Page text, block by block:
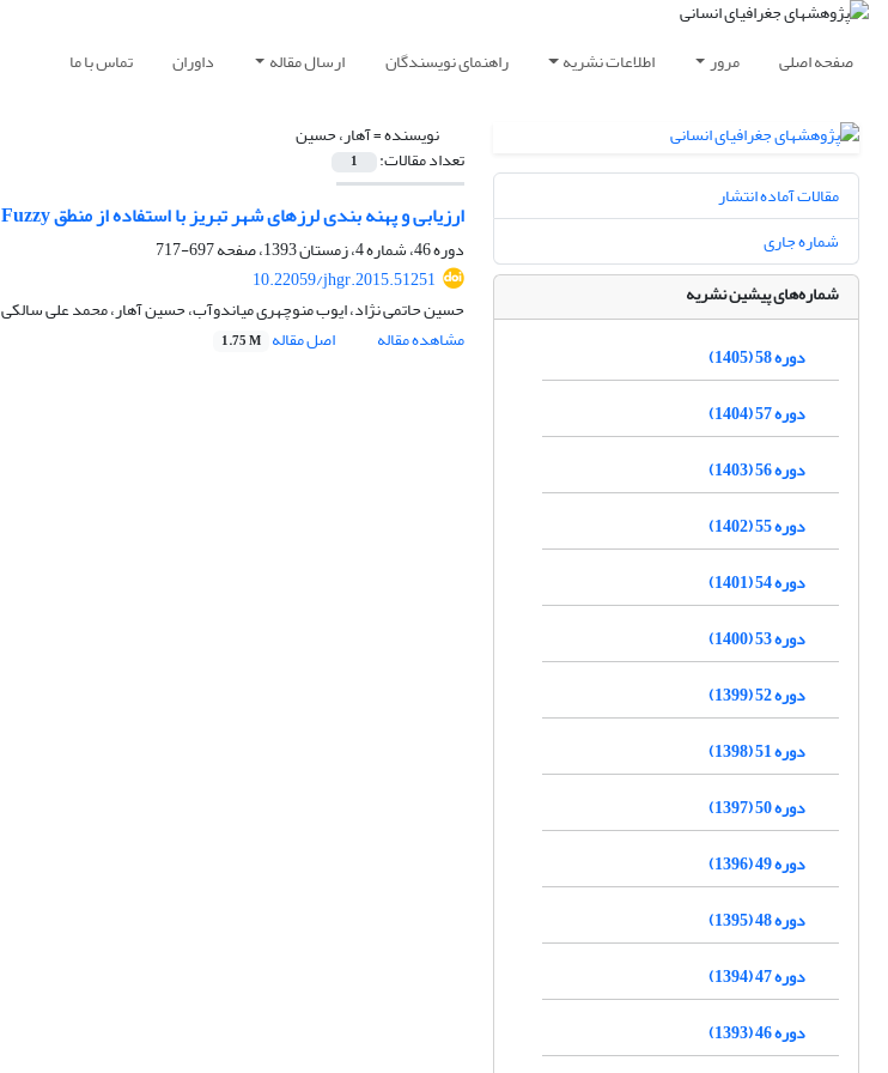
صفحه اصلی مرور اطلاعات نشریه راهنمای نویسندگان ارسال مقاله داوران تماس با ما
نویسنده =آهار، حسین
تعداد مقالات: 1
ارزیابی و پهنه بندی لرزهای شهر تبریز با استفاده از منطق Fuzzy با تلفیق AHP و TOPSIS در محیط ARCGIS
دوره 46، شماره 4، زمستان 1393، صفحه
697-717
10.22059/jhgr.2015.51251
حسین حاتمی نژاد، ایوب منوچهری میاندوآب، حسین آهار، محمد علی سالکی
مشاهده مقاله
اصل مقاله 1.75 M
مقالات آماده انتشار
شماره جاری
شماره‌های پیشین نشریه
دوره 58 (1405)
دوره 57 (1404)
دوره 56 (1403)
دوره 55 (1402)
دوره 54 (1401)
دوره 53 (1400)
دوره 52 (1399)
دوره 51 (1398)
دوره 50 (1397)
دوره 49 (1396)
دوره 48 (1395)
دوره 47 (1394)
دوره 46 (1393)